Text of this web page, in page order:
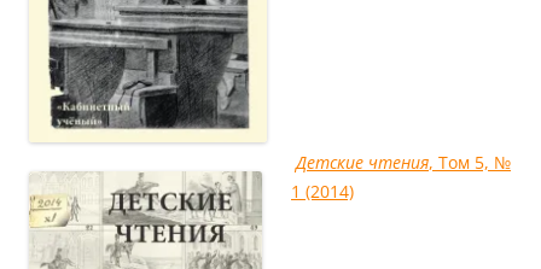
Детcкие чтения, Том 5, №
1 (2014)